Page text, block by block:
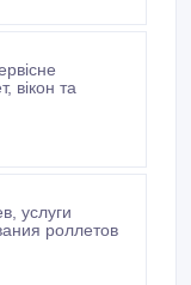
вікон та
услуги
роллетов